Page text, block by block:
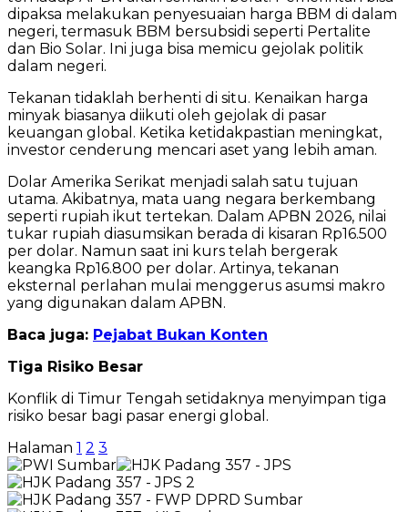
dipaksa melakukan penyesuaian harga BBM di dalam
negeri, termasuk BBM bersubsidi seperti Pertalite
dan Bio Solar. Ini juga bisa memicu gejolak politik
dalam negeri.
Tekanan tidaklah berhenti di situ. Kenaikan harga
minyak biasanya diikuti oleh gejolak di pasar
keuangan global. Ketika ketidakpastian meningkat,
investor cenderung mencari aset yang lebih aman.
Dolar Amerika Serikat menjadi salah satu tujuan
utama. Akibatnya, mata uang negara berkembang
seperti rupiah ikut tertekan. Dalam APBN 2026, nilai
tukar rupiah diasumsikan berada di kisaran Rp16.500
per dolar. Namun saat ini kurs telah bergerak
keangka Rp16.800 per dolar. Artinya, tekanan
eksternal perlahan mulai menggerus asumsi makro
yang digunakan dalam APBN.
Baca juga: Pejabat Bukan Konten
Tiga Risiko Besar
Konflik di Timur Tengah setidaknya menyimpan tiga
risiko besar bagi pasar energi global.
Halaman 1 2 3